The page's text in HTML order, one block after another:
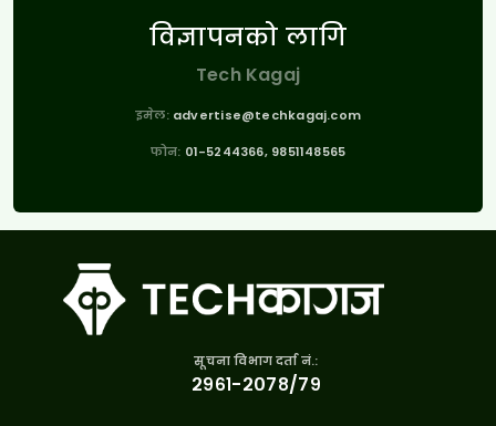
विज्ञापनको लागि
Tech Kagaj
इमेल: advertise@techkagaj.com
फोन: 01-5244366, 9851148565
सूचना विभाग दर्ता नं.:
२९६१-२०७८/७९